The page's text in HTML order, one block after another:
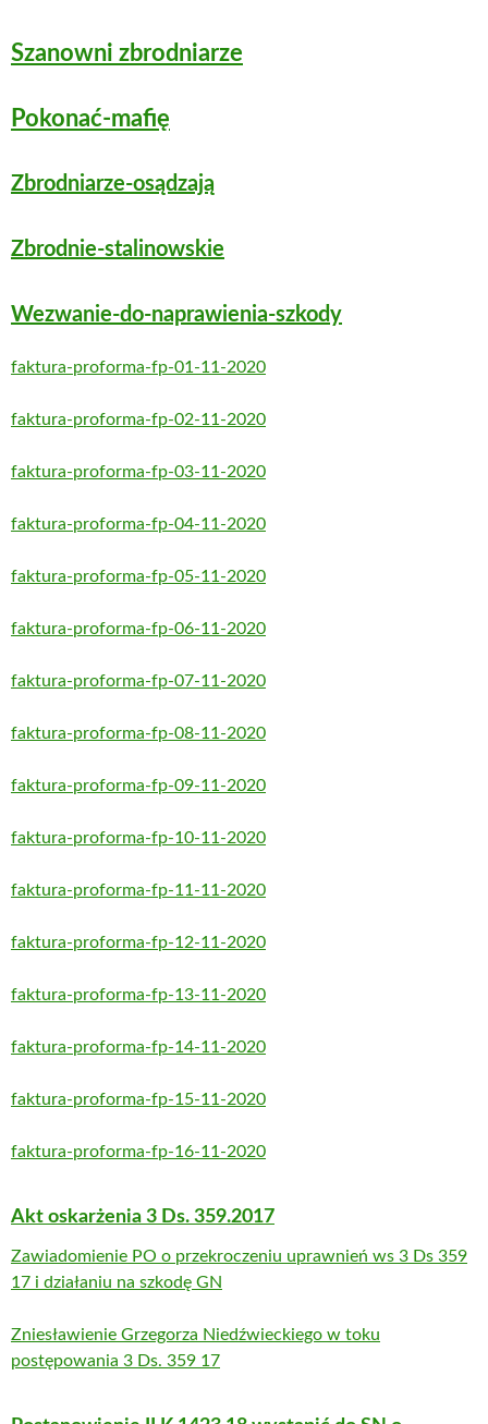
Szanowni zbrodniarze
Pokonać-mafię
Zbrodniarze-osądzają
Zbrodnie-stalinowskie
Wezwanie-do-naprawienia-szkody
faktura-proforma-fp-01-11-2020
faktura-proforma-fp-02-11-2020
faktura-proforma-fp-03-11-2020
faktura-proforma-fp-04-11-2020
faktura-proforma-fp-05-11-2020
faktura-proforma-fp-06-11-2020
faktura-proforma-fp-07-11-2020
faktura-proforma-fp-08-11-2020
faktura-proforma-fp-09-11-2020
faktura-proforma-fp-10-11-2020
faktura-proforma-fp-11-11-2020
faktura-proforma-fp-12-11-2020
faktura-proforma-fp-13-11-2020
faktura-proforma-fp-14-11-2020
faktura-proforma-fp-15-11-2020
faktura-proforma-fp-16-11-2020
Akt oskarżenia 3 Ds. 359.2017
Zawiadomienie PO o przekroczeniu uprawnień ws 3 Ds 359
17 i działaniu na szkodę GN
Zniesławienie Grzegorza Niedźwieckiego w toku
postępowania 3 Ds. 359 17